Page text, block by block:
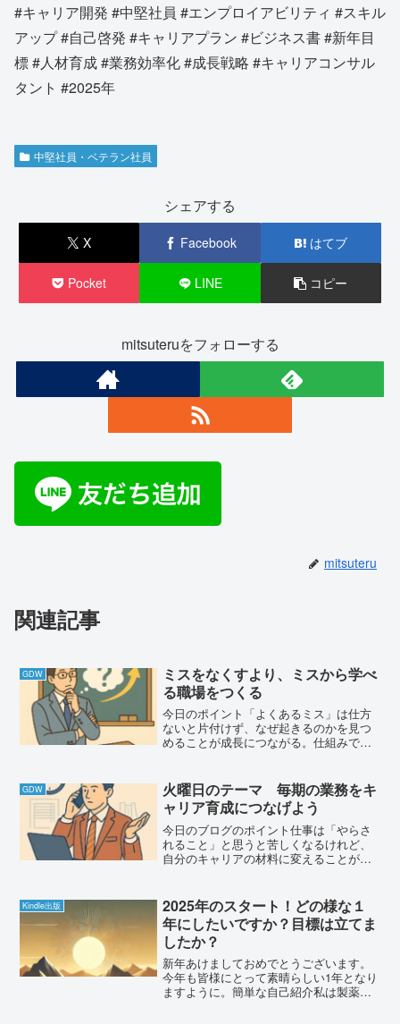
#キャリア開発 #中堅社員 #エンプロイアビリティ #スキル
アップ #自己啓発 #キャリアプラン #ビジネス書 #新年目
標 #人材育成 #業務効率化 #成長戦略 #キャリアコンサル
タント #2025年
中堅社員・ベテラン社員
シェアする
X Facebook はてブ
Pocket LINE コピー
mitsuteruをフォローする
mitsuteru
関連記事
GDW
ミスをなくすより、ミスから学べ
る職場をつくる
今日のポイント「よくあるミス」は仕方
ないと片付けず、なぜ起きるのかを見つ
めることが成長につながる。仕組みで防
のか」を言葉にできる人は成長が早い。
ミスを責めるのではなく、...
GDW
火曜日のテーマ 毎期の業務をキ
ャリア育成につなげよう
今日のブログのポイント仕事は「やらさ
れること」と思うと苦しくなるけれど、
自分のキャリアの材料に変えることがで
ルフ・キャリアドックの考え方を取り入
れて、「今期の業務を通じ...
Kindle出版
2025年のスタート！どの様な１
年にしたいですか？目標は立てま
したか？
新年あけましておめでとうございます。
今年も皆様にとって素晴らしい1年となり
ますように。簡単な自己紹介私は製薬会